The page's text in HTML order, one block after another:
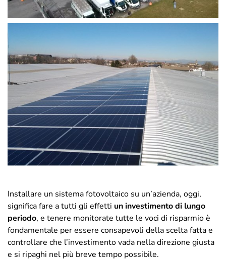
Installare un sistema fotovoltaico su un’azienda, oggi,
significa fare a tutti gli effetti un investimento di lungo
periodo, e tenere monitorate tutte le voci di risparmio è
fondamentale per essere consapevoli della scelta fatta e
controllare che l’investimento vada nella direzione giusta
e si ripaghi nel più breve tempo possibile.